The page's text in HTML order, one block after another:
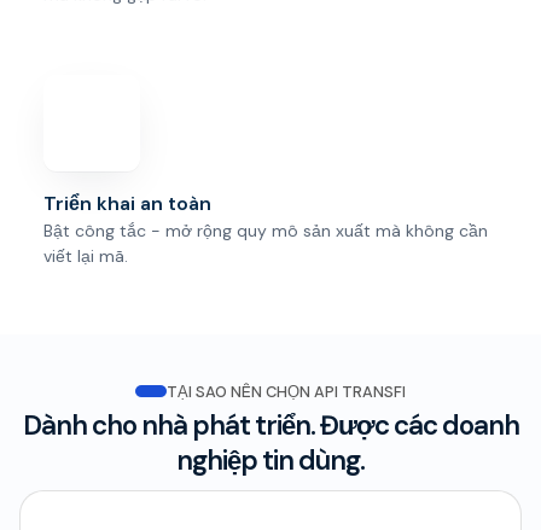
Triển khai an toàn
Bật công tắc - mở rộng quy mô sản xuất mà không cần
viết lại mã.
TẠI SAO NÊN CHỌN API TRANSFI
Dành cho nhà phát triển. Được các doanh
nghiệp tin dùng.